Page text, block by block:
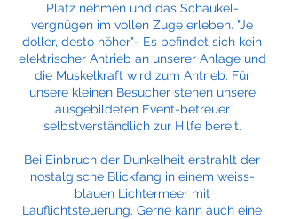
Platz nehmen und das Schaukel-
vergnügen im vollen Zuge erleben. "Je
doller, desto höher"- Es befindet sich kein
elektrischer Antrieb an unserer Anlage und
die Muskelkraft wird zum Antrieb. Für
unsere kleinen Besucher stehen unsere
ausgebildeten Event-betreuer
selbstverständlich zur Hilfe bereit.
Bei Einbruch der Dunkelheit erstrahlt der
nostalgische Blickfang in einem weiss-
blauen Lichtermeer mit
Lauflichtsteuerung. Gerne kann auch eine